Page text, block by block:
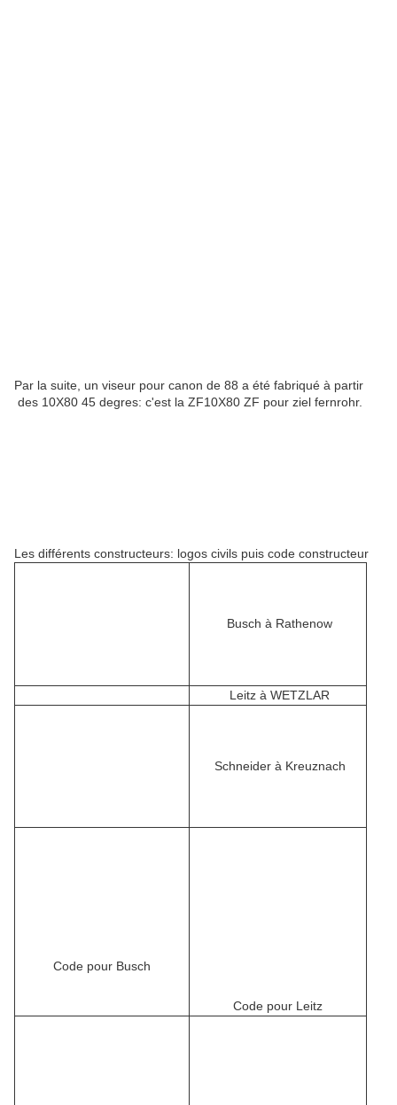
Par la suite, un viseur pour canon de 88 a été fabriqué à partir
des 10X80 45 degres: c'est la ZF10X80 ZF pour ziel fernrohr.
Les différents constructeurs: logos civils puis code constructeur
Busch à Rathenow
Leitz à WETZLAR
Schneider à Kreuznach
Code pour Busch
Code pour Leitz